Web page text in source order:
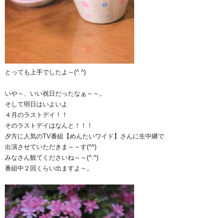
とっても上手でしたよ～(^.^)
いや～、いい祝日だったなぁ～～。
そして明日はいよいよ
４月のラストデイ！！
そのラストデイはなんと！！！
夕方に人気のTV番組【めんたいワイド】さんに生中継で
出演させていただきま～～す(^^)
みなさん観てくださいね～～(^.^)
番組中２回くらい出ますよ～。